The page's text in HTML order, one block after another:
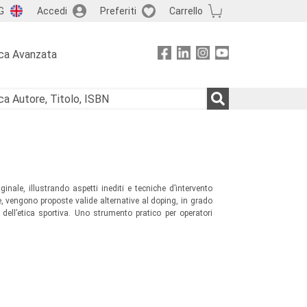
Accedi Preferiti Carrello
Avanzata
illustrando aspetti inediti e tecniche d’intervento
proposte valide alternative al doping, in grado
sportiva. Uno strumento pratico per operatori